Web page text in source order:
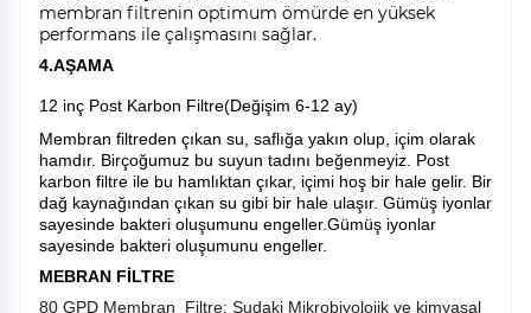
membran filtrenin optimum ömürde en yüksek
performans ile çalışmasını sağlar.
4.AŞAMA
12 inç Post Karbon Filtre(Değişim 6-12 ay)
Membran filtreden çıkan su, saflığa yakın olup, içim olarak
hamdır. Birçoğumuz bu suyun tadını beğenmeyiz. Post
karbon filtre ile bu hamlıktan çıkar, içimi hoş bir hale gelir. Bir
dağ kaynağından çıkan su gibi bir hale ulaşır. Gümüş iyonlar
sayesinde bakteri oluşumunu engeller.Gümüş iyonlar
sayesinde bakteri oluşumunu engeller.
MEBRAN FİLTRE
80 GPD Membran Filtre: Sudaki Mikrobiyolojik ve kimyasal